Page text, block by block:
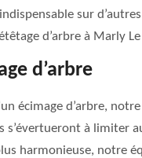
sur
d’arbre à Marly
d’arbre
écimage d’arbre,
s’évertueront à limiter
harmonieuse, notre